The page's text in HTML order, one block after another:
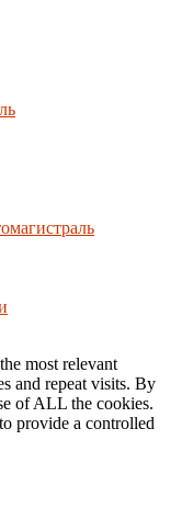
most relevant
and repeat visits. By
of ALL the cookies.
provide a controlled